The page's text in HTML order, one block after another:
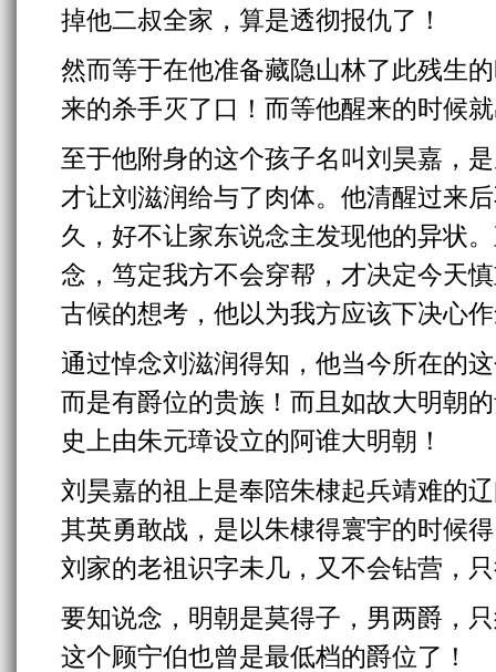
掉他二叔全家，算是透彻报仇了！
然而等于在他准备藏隐山林了此残生
来的杀手灭了口！而等他醒来的时候
至于他附身的这个孩子名叫刘昊嘉，
才让刘滋润给与了肉体。他清醒过来
久，好不让家东说念主发现他的异状
念，笃定我方不会穿帮，才决定今天
古候的想考，他以为我方应该下决心
通过悼念刘滋润得知，他当今所在的
而是有爵位的贵族！而且如故大明朝
史上由朱元璋设立的阿谁大明朝！
刘昊嘉的祖上是奉陪朱棣起兵靖难的
其英勇敢战，是以朱棣得寰宇的时候
刘家的老祖识字未几，又不会钻营，
要知说念，明朝是莫得子，男两爵，
这个顾宁伯也曾是最低档的爵位了！